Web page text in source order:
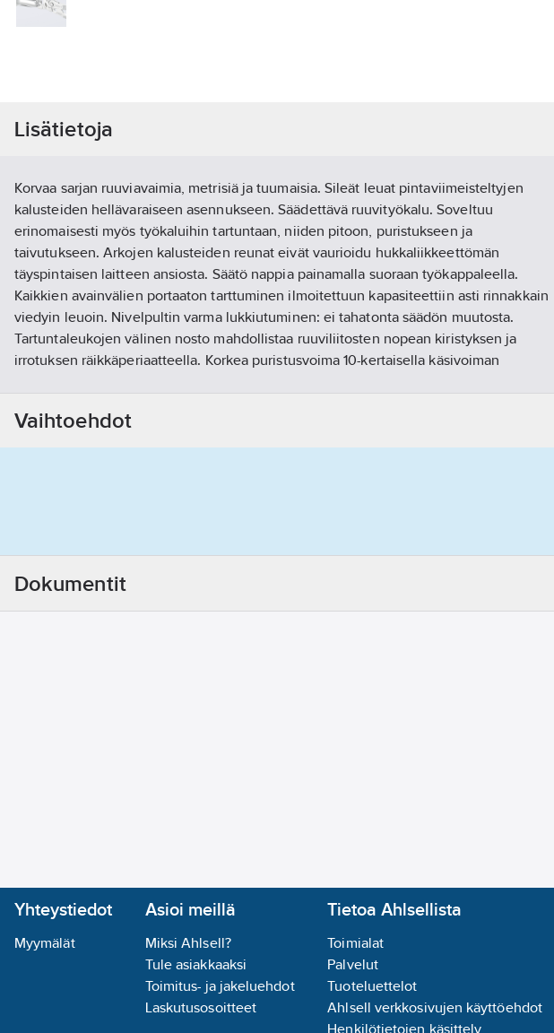
Lisätietoja
Korvaa sarjan ruuviavaimia, metrisiä ja tuumaisia. Sileät leuat pintaviimeisteltyjen
kalusteiden hellävaraiseen asennukseen. Säädettävä ruuvityökalu. Soveltuu
erinomaisesti myös työkaluihin tartuntaan, niiden pitoon, puristukseen ja
taivutukseen. Arkojen kalusteiden reunat eivät vaurioidu hukkaliikkeettömän
täyspintaisen laitteen ansiosta. Säätö nappia painamalla suoraan työkappaleella.
Kaikkien avainvälien portaaton tarttuminen ilmoitettuun kapasiteettiin asti rinnakkain
viedyin leuoin. Nivelpultin varma lukkiutuminen: ei tahatonta säädön muutosta.
Tartuntaleukojen välinen nosto mahdollistaa ruuviliitosten nopean kiristyksen ja
irrotuksen räikkäperiaatteella. Korkea puristusvoima 10-kertaisella käsivoiman
Toimittajan tuotenumero:
EAN koodi: 4003773028819
Vaihtoehdot
Dokumentit
Yhteystiedot
Myymälät
Asioi meillä
Miksi Ahlsell?
Tule asiakkaaksi
Toimitus- ja jakeluehdot
Laskutusosoitteet
Tietoa Ahlsellista
Toimialat
Palvelut
Tuoteluettelot
Ahlsell verkkosivujen käyttöehdot
Henkilötietojen käsittely